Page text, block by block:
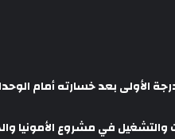
الأولى بعد خسارته أمام
والتشغيل في مشروع الأمونيا